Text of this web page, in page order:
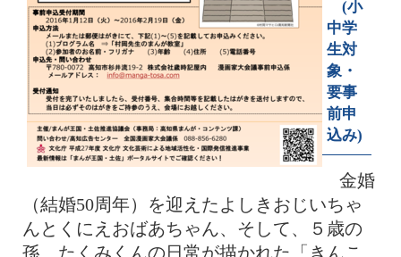
(小
中学
生対
象・
要事
前申
込み)
金婚
（結婚50周年）を迎えたよしきおじいちゃ
んとくにえおばあちゃん、そして、５歳の
孫、たくみくんの日常が描かれた「きんこ